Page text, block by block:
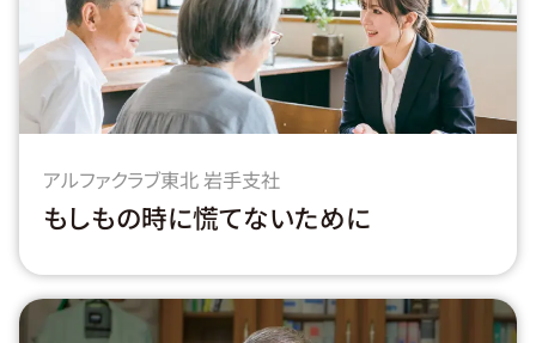
アルファクラブ東北 岩手支社
もしもの時に慌てないために